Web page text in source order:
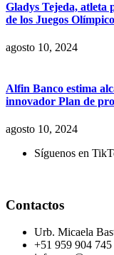
Gladys Tejeda, atleta
de los Juegos
agosto 10, 2024
Alfin Banco estima
innovador Plan de
agosto 10, 2024
Síguenos en
Contactos
Urb. Micaela
+51 959 904 745